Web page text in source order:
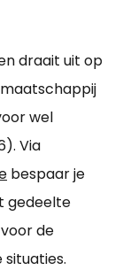
draait uit op
wel
Via
bespaar je
gedeelte
de